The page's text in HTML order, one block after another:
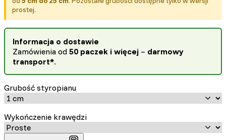
prostej.
Informacja o dostawie
Zamówienia od 50 paczek i więcej – darmowy
transport*.
Grubość styropianu
Wykończenie krawędzi